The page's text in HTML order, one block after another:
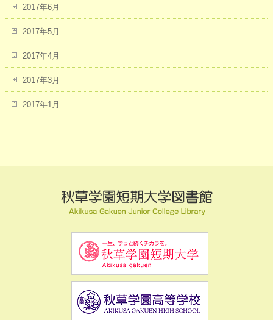
2017年6月
2017年5月
2017年4月
2017年3月
2017年1月